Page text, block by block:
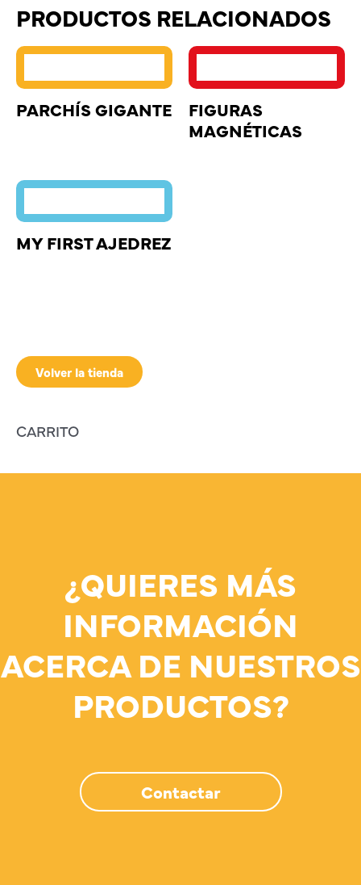
Volver la tienda
CARRITO
PRODUCTOS RELACIONADOS
PARCHÍS GIGANTE
FIGURAS
MAGNÉTICAS
MY FIRST AJEDREZ
¿QUIERES MÁS
INFORMACIÓN
ACERCA DE NUESTROS
PRODUCTOS?
Contactar